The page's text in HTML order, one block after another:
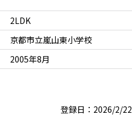
2LDK
京都市立嵐山東小学校
2005年8月
登録日：2026/2/22